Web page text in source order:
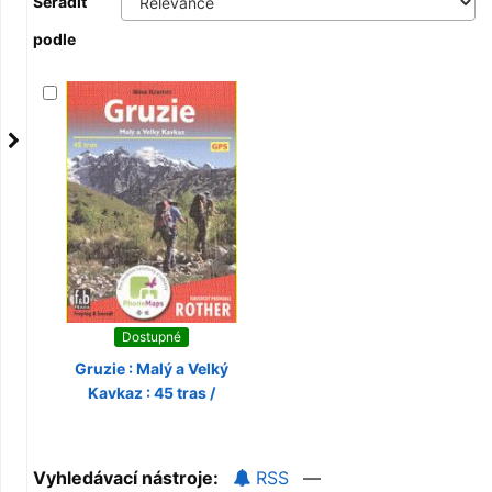
podle
Dostupné
Gruzie : Malý a Velký
Kavkaz : 45 tras /
Vyhledávací nástroje: RSS
—